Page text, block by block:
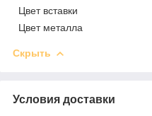
Цвет вставки
Цвет металла
Скрыть
Условия доставки